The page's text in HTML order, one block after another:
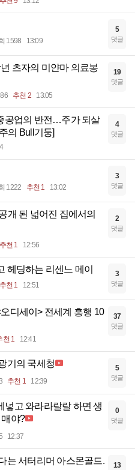
1598 13:09
5
댓글
츠자의 미얀마 의료봉
추천 2 13:05
19
댓글
공업의 반전…주가 되살
의 Bull기둥]
4
댓글
1222 추천 1 13:02
3
댓글
개 된 넓어진 집에서의
추천 1 12:56
2
댓글
헤딩하는 리센느 메이
추천 1 12:51
3
댓글
디세이> 전세계 흥행 10
천 1 12:41
37
댓글
기의 국세청
추천 1 12:39
5
댓글
넣고 와라라랄랄 하면 생
야?
12:37
0
댓글
는 서터리머 아스몬골드. 13